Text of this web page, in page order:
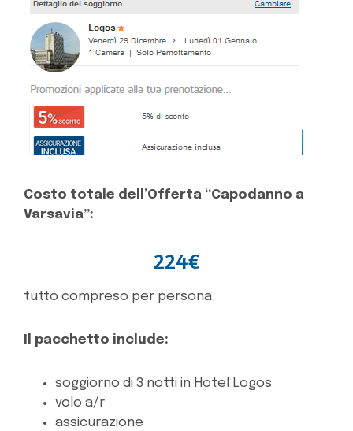
Costo totale dell’Offerta “Capodanno a
Varsavia”:
224€
tutto compreso per persona.
Il pacchetto include:
soggiorno di 3 notti in Hotel Logos
volo a/r
assicurazione